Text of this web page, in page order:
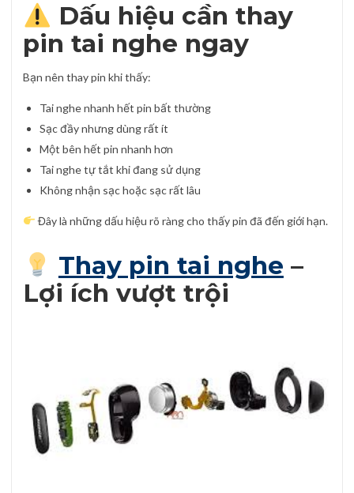
Dấu hiệu cần thay
pin tai nghe ngay
Bạn nên thay pin khi thấy:
Tai nghe nhanh hết pin bất thường
Sạc đầy nhưng dùng rất ít
Một bên hết pin nhanh hơn
Tai nghe tự tắt khi đang sử dụng
Không nhận sạc hoặc sạc rất lâu
Đây là những dấu hiệu rõ ràng cho thấy pin đã đến giới hạn.
Thay pin tai nghe –
Lợi ích vượt trội